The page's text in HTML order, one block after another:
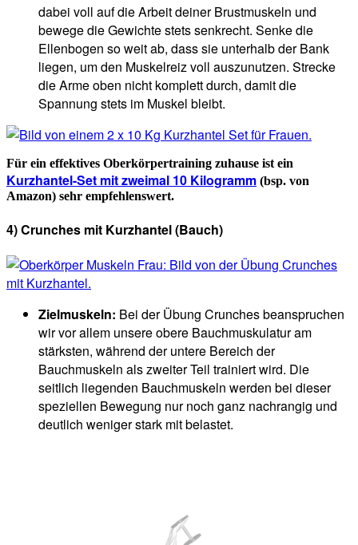
dabei voll auf die Arbeit deiner Brustmuskeln und
bewege die Gewichte stets senkrecht. Senke die
Ellenbogen so weit ab, dass sie unterhalb der Bank
liegen, um den Muskelreiz voll auszunutzen. Strecke
die Arme oben nicht komplett durch, damit die
Spannung stets im Muskel bleibt.
Für ein effektives Oberkörpertraining zuhause ist ein
Kurzhantel-Set mit zweimal 10 Kilogramm (bsp. von
Amazon) sehr empfehlenswert.
4) Crunches mit Kurzhantel (Bauch)
Zielmuskeln: Bei der Übung Crunches beanspruchen
wir vor allem unsere obere Bauchmuskulatur am
stärksten, während der untere Bereich der
Bauchmuskeln als zweiter Teil trainiert wird. Die
seitlich liegenden Bauchmuskeln werden bei dieser
speziellen Bewegung nur noch ganz nachrangig und
deutlich weniger stark mit belastet.